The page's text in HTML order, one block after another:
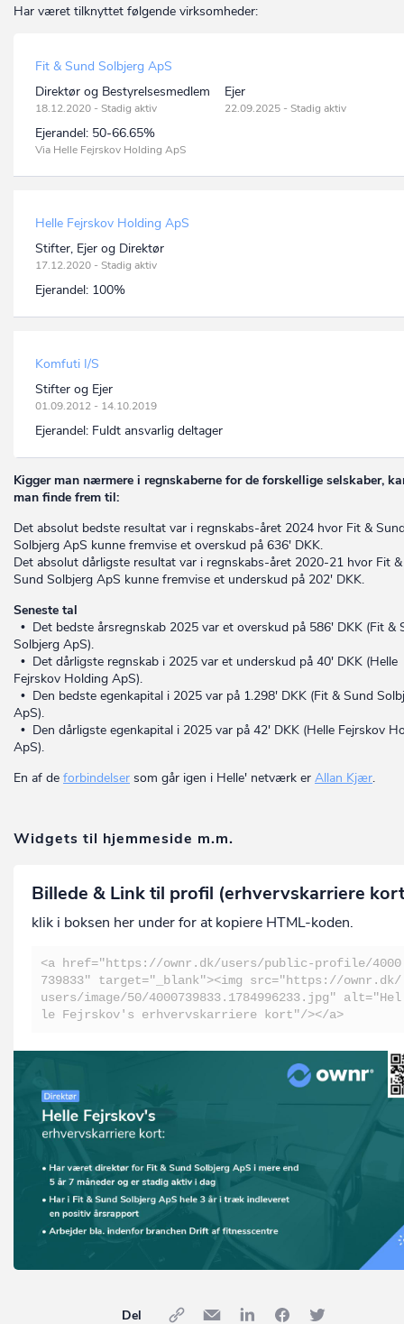
Har været tilknyttet følgende virksomheder:
Fit & Sund Solbjerg ApS
Direktør og Bestyrelsesmedlem
18.12.2020 - Stadig aktiv
Ejer
22.09.2025 - Stadig aktiv
Ejerandel: 50-66.65%
Via Helle Fejrskov Holding ApS
Helle Fejrskov Holding ApS
Stifter, Ejer og Direktør
17.12.2020 - Stadig aktiv
Ejerandel: 100%
Komfuti I/S
Stifter og Ejer
01.09.2012 - 14.10.2019
Ejerandel: Fuldt ansvarlig deltager
Kigger man nærmere i regnskaberne for de forskellige selskaber,
man finde frem til:
Det absolut bedste resultat var i regnskabs-året 2024 hvor Fit &
Solbjerg ApS kunne fremvise et overskud på 636' DKK.
Det absolut dårligste resultat var i regnskabs-året 2020-21 hvor Fit &
Sund Solbjerg ApS kunne fremvise et underskud på 202' DKK.
Seneste tal
• Det bedste årsregnskab 2025 var et overskud på 586' DKK (Fit &
Solbjerg ApS).
• Det dårligste regnskab i 2025 var et underskud på 40' DKK (Helle
Fejrskov Holding ApS).
• Den bedste egenkapital i 2025 var på 1.298' DKK (Fit & Sund
ApS).
• Den dårligste egenkapital i 2025 var på 42' DKK (Helle Fejrskov
ApS).
En af de forbindelser som går igen i Helle' netværk er Allan Kjær.
Widgets til hjemmeside m.m.
Billede & Link til profil (erhvervskarriere
klik i boksen her under for at kopiere HTML-koden.
<a href="https://ownr.dk/users/public-profile/4000
739833" target="_blank"><img src="https://ownr.dk/
users/image/50/4000739833.1784996233.jpg" alt="Hel
le Fejrskov's erhvervskarriere kort"/></a>
Del